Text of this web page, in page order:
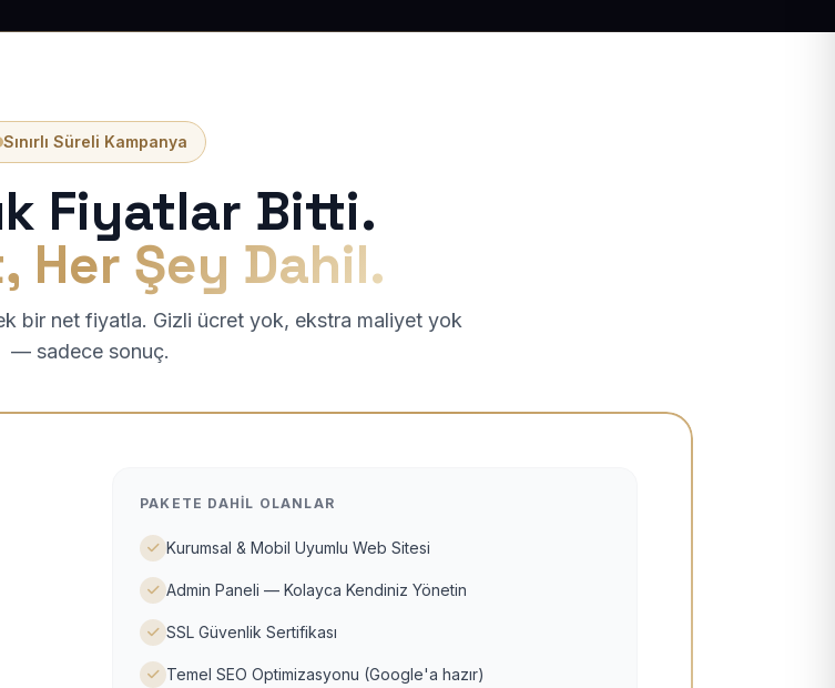
Sınırlı Süreli Kampanya
Fiyatlar Bitti.
Her Şey Dahil.
bir net fiyatla. Gizli ücret yok, ekstra maliyet yok
— sadece sonuç.
PAKETE DAHIL OLANLAR
Kurumsal & Mobil Uyumlu Web Sitesi
Admin Paneli — Kolayca Kendiniz Yönetin
SSL Güvenlik Sertifikası
Temel SEO Optimizasyonu (Google'a hazır)